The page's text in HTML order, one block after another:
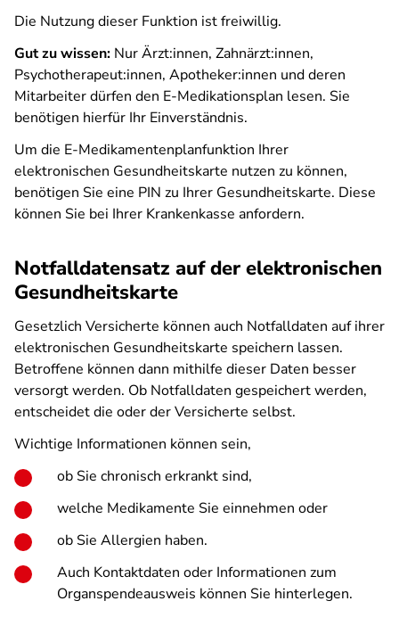
Die Nutzung dieser Funktion ist freiwillig.
Gut zu wissen: Nur Ärzt:innen, Zahnärzt:innen,
Psychotherapeut:innen, Apotheker:innen und deren
Mitarbeiter dürfen den E-Medikationsplan lesen. Sie
benötigen hierfür Ihr Einverständnis.
Um die E-Medikamentenplanfunktion Ihrer
elektronischen Gesundheitskarte nutzen zu können,
benötigen Sie eine PIN zu Ihrer Gesundheitskarte. Diese
können Sie bei Ihrer Krankenkasse anfordern.
Notfalldatensatz auf der elektronischen
Gesundheitskarte
Gesetzlich Versicherte können auch Notfalldaten auf ihrer
elektronischen Gesundheitskarte speichern lassen.
Betroffene können dann mithilfe dieser Daten besser
versorgt werden. Ob Notfalldaten gespeichert werden,
entscheidet die oder der Versicherte selbst.
Wichtige Informationen können sein,
ob Sie chronisch erkrankt sind,
welche Medikamente Sie einnehmen oder
ob Sie Allergien haben.
Auch Kontaktdaten oder Informationen zum
Organspendeausweis können Sie hinterlegen.